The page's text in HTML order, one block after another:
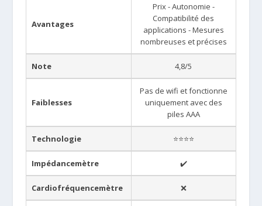
Avantages
Prix - Autonomie -
Compatibilité des
applications - Mesures
nombreuses et précises
Note 4,8/5
Faiblesses
Pas de wifi et fonctionne
uniquement avec des
piles AAA
Technologie ⭐⭐⭐⭐
Impédancemètre ✔️
Cardiofréquencemètre ❌